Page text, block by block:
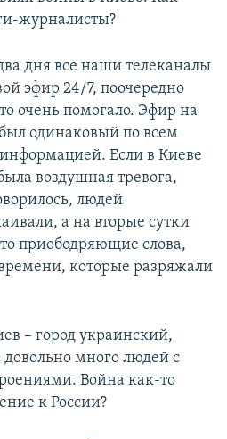
журналисты?
дня все наши телеканалы
эфир 24/7, поочередно
очень помогало. Эфир на
одинаковый по всем
Если в Киеве
воздушная тревога,
людей
а на вторые сутки
приободряющие слова,
которые разряжали
– город украинский,
довольно много людей с
Война как-то
к России?